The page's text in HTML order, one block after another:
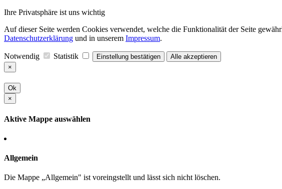
Ihre Privatsphäre ist uns wichtig
Auf dieser Seite werden Cookies verwendet, welche die Funktionalität der Seite
Datenschutzerklärung und in unserem Impressum.
Notwendig Statistik Einstellung bestätigen
Alle akzeptieren
×
Ok
×
Aktive Mappe auswählen
Allgemein
Die Mappe „Allgemein" ist voreingstellt und lässt sich nicht löschen.